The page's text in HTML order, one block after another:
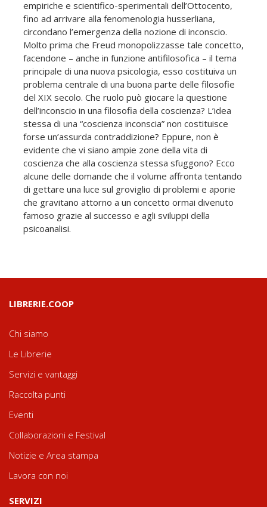
empiriche e scientifico-sperimentali dell’Ottocento,
fino ad arrivare alla fenomenologia husserliana,
circondano l’emergenza della nozione di inconscio.
Molto prima che Freud monopolizzasse tale concetto,
facendone – anche in funzione antifilosofica – il tema
principale di una nuova psicologia, esso costituiva un
problema centrale di una buona parte delle filosofie
del XIX secolo. Che ruolo può giocare la questione
dell’inconscio in una filosofia della coscienza? L’idea
stessa di una “coscienza inconscia” non costituisce
forse un’assurda contraddizione? Eppure, non è
evidente che vi siano ampie zone della vita di
coscienza che alla coscienza stessa sfuggono? Ecco
alcune delle domande che il volume affronta tentando
di gettare una luce sul groviglio di problemi e aporie
che gravitano attorno a un concetto ormai divenuto
famoso grazie al successo e agli sviluppi della
psicoanalisi.
LIBRERIE.COOP
Chi siamo
Le Librerie
Servizi e vantaggi
Raccolta punti
Eventi
Collaborazioni e Festival
Notizie e Area stampa
Lavora con noi
SERVIZI